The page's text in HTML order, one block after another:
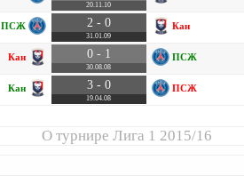
20.11.10
ПСЖ 2 - 0
31.01.09
Кан
Кан 0 - 1
30.08.08
ПСЖ
Кан 3 - 0
19.04.08
ПСЖ
О турнире Лига 1 2015/16